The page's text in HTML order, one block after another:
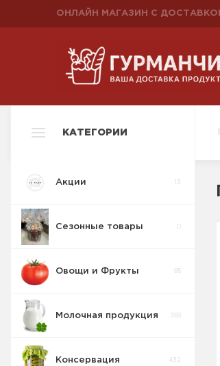
ОНЛАЙН МАГАЗИН С
КАТЕГОРИИ
Акции 13
Сезонные товары
Овощи и Фрукты 95
Молочная продукция 368
Консервация 432